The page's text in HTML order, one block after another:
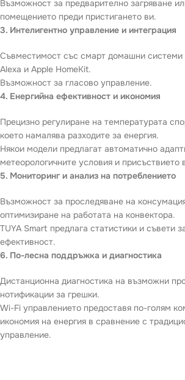
Възможност за предварително загряване
помещението преди пристигането ви.
3. Интелигентно управление и интеграция
Съвместимост със смарт домашни системи
Alexa и Apple HomeKit.
Възможност за гласово управление.
4. Енергийна ефективност и икономия
Прецизно регулиране на температурата
което намалява разходите за енергия.
Някои модели предлагат автоматично
метеорологичните условия и присъствието
5. Мониторинг и анализ на потреблението
Възможност за проследяване на
оптимизиране на работата на конвектора.
TUYA Smart предлага статистики и съвети
ефективност.
6. По-лесна поддръжка и диагностика
Дистанционна диагностика на възможни
нотификации за грешки.
Wi-Fi управлението предоставя по-голям
икономия на енергия в сравнение с
управление.